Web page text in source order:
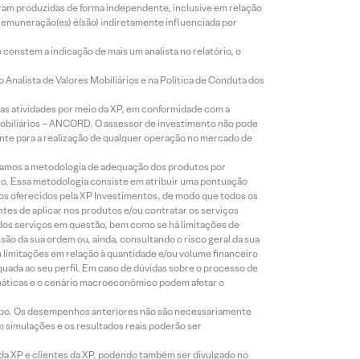
produzidas de forma independente, inclusive em relação
é(são) indiretamente influenciada por
a indicação de mais um analista no relatório, o
de Valores Mobiliários e na Política de Conduta dos
atividades por meio da XP, em conformidade com a
– ANCORD. O assessor de investimento não pode
para a realização de qualquer operação no mercado de
a metodologia de adequação dos produtos por
Essa metodologia consiste em atribuir uma pontuação
oferecidos pela XP Investimentos, de modo que todos os
de aplicar nos produtos e/ou contratar os serviços
serviços em questão, bem como se há limitações de
da sua ordem ou, ainda, consultando o risco geral da sua
em relação à quantidade e/ou volume financeiro
ao seu perfil. Em caso de dúvidas sobre o processo de
e o cenário macroeconômico podem afetar o
Os desempenhos anteriores não são necessariamente
e os resultados reais poderão ser
e clientes da XP, podendo também ser divulgado no